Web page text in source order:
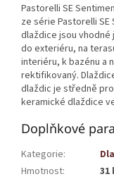
Pastorelli SE
ze série Pastorelli
dlaždice jsou vhodné
do exteriéru, na
interiéru, k bazénu a
rektifikovaný.
dlaždic je středně
keramické dlaždice
Doplňkové
Kategorie:
Hmotnost:
31